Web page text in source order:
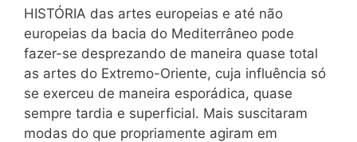
HISTÓRIA das artes europeias e até não
europeias da bacia do Mediterrâneo pode
fazer-se desprezando de maneira quase total
as artes do Extremo-Oriente, cuja influência só
se exerceu de maneira esporádica, quase
sempre tardia e superficial. Mais suscitaram
modas do que propriamente agiram em